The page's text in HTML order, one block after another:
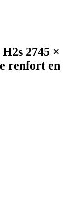
2745 ×
renfort en